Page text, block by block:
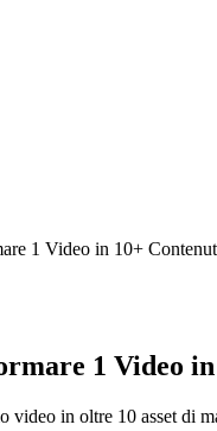
1 Video in 10+
1 Video in
in oltre 10 asset di